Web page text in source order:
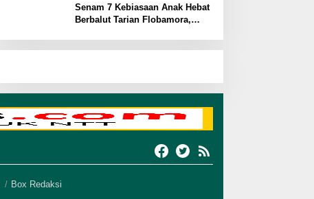
SMPN 7 Amarasi
Senam 7 Kebiasaan Anak Hebat
Berbalut Tarian Flobamora,
Box Redaksi